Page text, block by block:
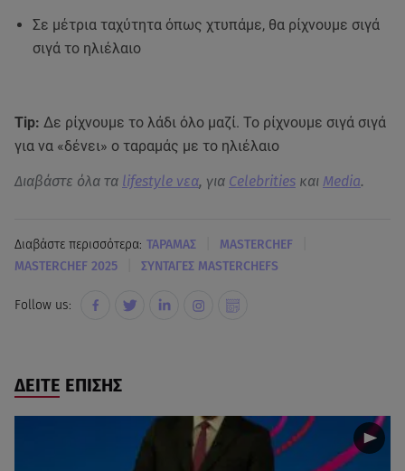
Σε μέτρια ταχύτητα όπως χτυπάμε, θα ρίχνουμε σιγά
σιγά το ηλιέλαιο
Tip: Δε ρίχνουμε το λάδι όλο μαζί. Το ρίχνουμε σιγά σιγά
για να «δένει» ο ταραμάς με το ηλιέλαιο
Διαβάστε όλα τα lifestyle νεα, για Celebrities και Media.
Διαβάστε περισσότερα: ΤΑΡΑΜΑΣ MASTERCHEF
MASTERCHEF 2025 ΣΥΝΤΑΓΕΣ MASTERCHEFS
Follow us:
ΔΕΙΤΕ ΕΠΙΣΗΣ